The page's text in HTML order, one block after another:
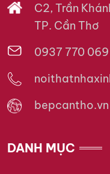
C2, Trần
TP. Cần Thơ
0937 770 069
DANH MỤC